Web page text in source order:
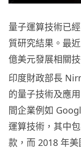
量子運算技術已
質研究結果。最
億美元發展相關技
印度財政部長
的量子技術及應
間企業例如
運算技術，其中
款，而 2018 年